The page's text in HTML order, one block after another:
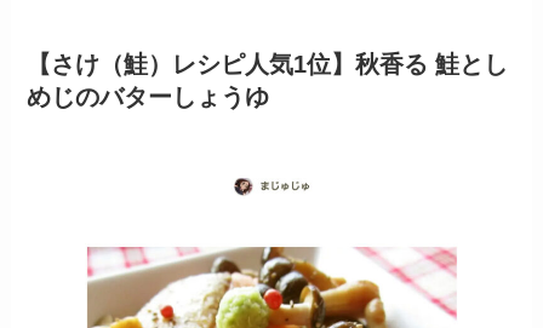
【さけ（鮭）レシピ人気1位】秋香る 鮭とし
めじのバターしょうゆ